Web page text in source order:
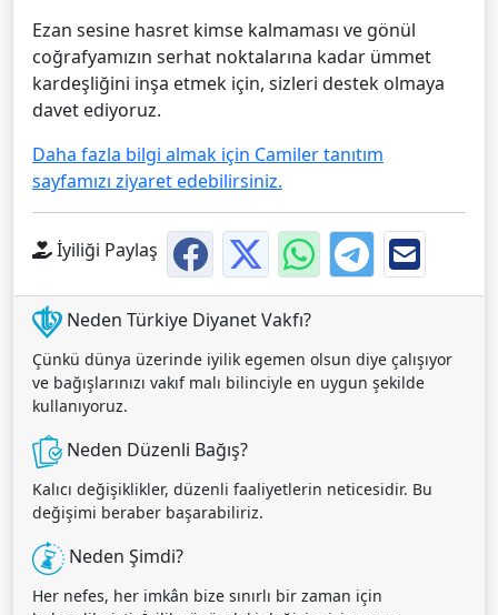
Ezan sesine hasret kimse kalmaması ve gönül
coğrafyamızın serhat noktalarına kadar ümmet
kardeşliğini inşa etmek için, sizleri destek olmaya
davet ediyoruz.
Daha fazla bilgi almak için Camiler tanıtım
sayfamızı ziyaret edebilirsiniz.
İyiliği Paylaş
Neden Türkiye Diyanet Vakfı?
Çünkü dünya üzerinde iyilik egemen olsun diye çalışıyor
ve bağışlarınızı vakıf malı bilinciyle en uygun şekilde
kullanıyoruz.
Neden Düzenli Bağış?
Kalıcı değişiklikler, düzenli faaliyetlerin neticesidir. Bu
değişimi beraber başarabiliriz.
Neden Şimdi?
Her nefes, her imkân bize sınırlı bir zaman için